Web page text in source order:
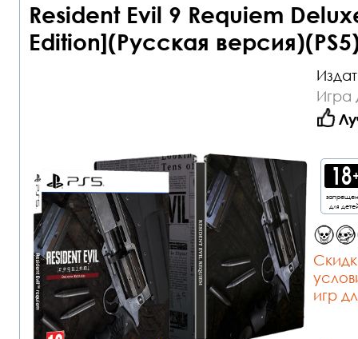
Resident Evil 9 Requiem
Edition](Русская
Игра
для
игр